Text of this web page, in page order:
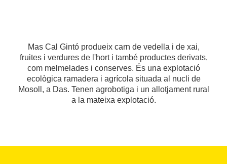
Mas Cal Gintó produeix carn de vedella i de xai,
fruites i verdures de l'hort i també productes derivats,
com melmelades i conserves. És una explotació
ecològica ramadera i agrícola situada al nucli de
Mosoll, a Das. Tenen agrobotiga i un allotjament rural
a la mateixa explotació.